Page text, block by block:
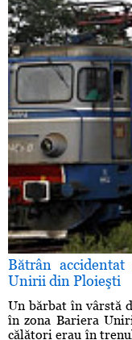
Bătrân
Unirii din Ploieşti
Un bărbat în vârstă
în zona Bariera
călători erau în